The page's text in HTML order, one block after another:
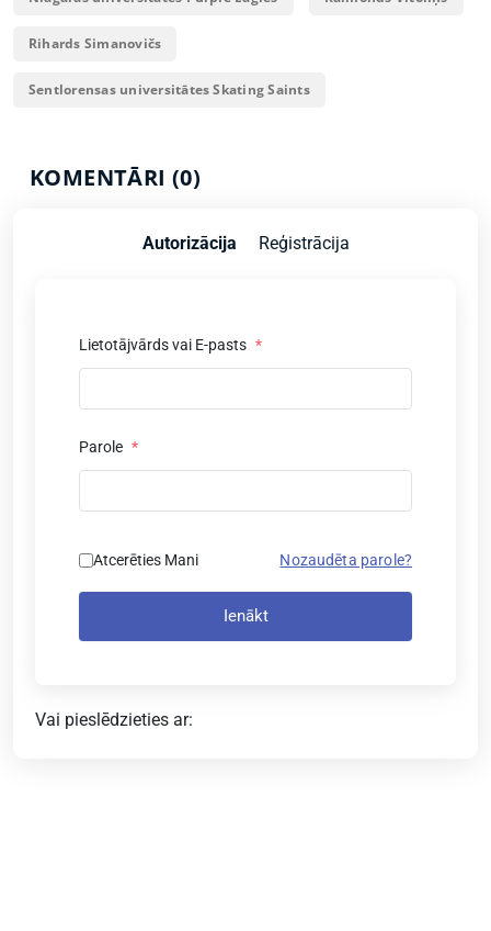
Rihards Simanovičs
Sentlorensas universitātes Skating Saints
KOMENTĀRI (0)
Autorizācija Reģistrācija
Lietotājvārds vai E-pasts *
Parole *
Atcerēties Mani Nozaudēta parole?
Ienākt
Vai pieslēdzieties ar: